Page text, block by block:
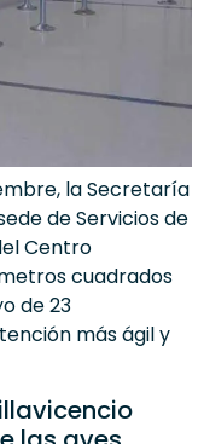
la Secretaría
de Servicios de
Centro
cuadrados
de 23
más ágil y